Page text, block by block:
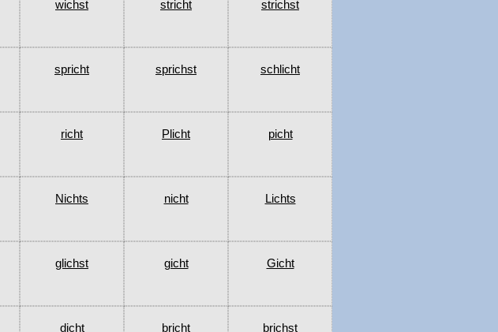
wichst stricht strichst
spricht sprichst schlicht
richt Plicht picht
Nichts nicht Lichts
glichst gicht Gicht
dicht bricht brichst